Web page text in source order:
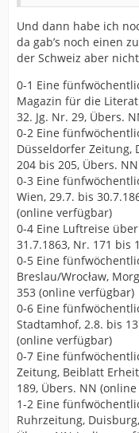
Und dann habe ich
da gab’s noch einen
der Schweiz aber
0-1 Eine
Magazin für die
32. Jg. Nr. 29, Übers.
0-2 Eine
Düsseldorfer Zeitung,
204 bis 205, Übers.
0-3 Eine
Wien, 29.7. bis
(online verfügbar)
0-4 Eine Luftreise
31.7.1863, Nr. 171 bis
0-5 Eine
Breslau/Wrocław,
353 (online verfügbar)
0-6 Eine
Stadtamhof, 2.8. bis
(online verfügbar)
0-7 Eine
Zeitung, Beiblatt
189, Übers. NN
1-2 Eine
Ruhrzeitung,